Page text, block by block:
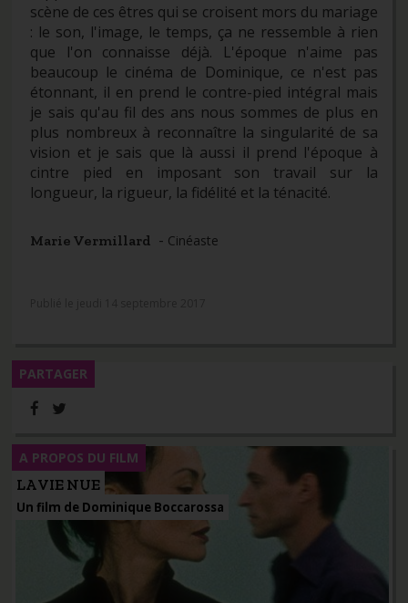
scène de ces êtres qui se croisent mors du mariage
: le son, l'image, le temps, ça ne ressemble à rien
que l'on connaisse déjà. L'époque n'aime pas
beaucoup le cinéma de Dominique, ce n'est pas
étonnant, il en prend le contre-pied intégral mais
je sais qu'au fil des ans nous sommes de plus en
plus nombreux à reconnaître la singularité de sa
vision et je sais que là aussi il prend l'époque à
cintre pied en imposant son travail sur la
longueur, la rigueur, la fidélité et la ténacité.
Marie Vermillard - Cinéaste
PARTAGER
LA VIE NUE
Un film de Dominique Boccarossa
A PROPOS DU FILM